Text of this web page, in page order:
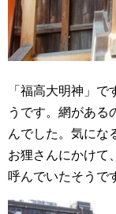
「福高大明神」
うです。網がある
んでした。気にな
お狸さんにかけて
呼んでいたそうで